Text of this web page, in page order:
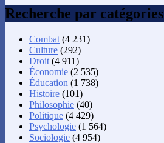
Recherche par catégories
Combat (4 231)
Culture (292)
Droit (4 911)
Économie (2 535)
Éducation (1 738)
Histoire (101)
Philosophie (40)
Politique (4 429)
Psychologie (1 564)
Sociologie (4 954)